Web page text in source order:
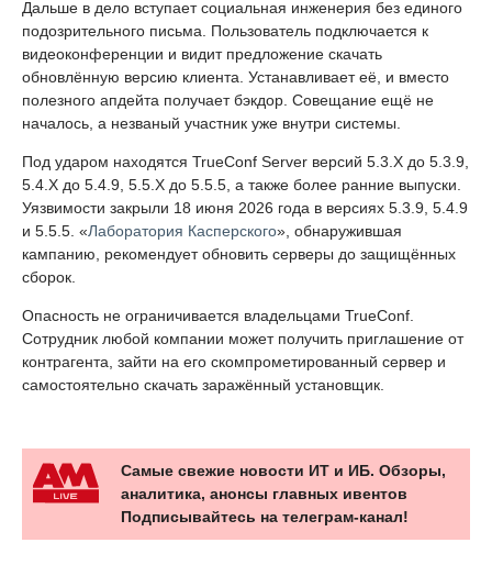
Дальше в дело вступает социальная инженерия без единого
подозрительного письма. Пользователь подключается к
видеоконференции и видит предложение скачать
обновлённую версию клиента. Устанавливает её, и вместо
полезного апдейта получает бэкдор. Совещание ещё не
началось, а незваный участник уже внутри системы.
Под ударом находятся TrueConf Server версий 5.3.X до 5.3.9,
5.4.X до 5.4.9, 5.5.X до 5.5.5, а также более ранние выпуски.
Уязвимости закрыли 18 июня 2026 года в версиях 5.3.9, 5.4.9
и 5.5.5. «Лаборатория Касперского», обнаружившая
кампанию, рекомендует обновить серверы до защищённых
сборок.
Опасность не ограничивается владельцами TrueConf.
Сотрудник любой компании может получить приглашение от
контрагента, зайти на его скомпрометированный сервер и
самостоятельно скачать заражённый установщик.
Самые свежие новости ИТ и ИБ. Обзоры,
аналитика, анонсы главных ивентов
Подписывайтесь на телеграм-канал!